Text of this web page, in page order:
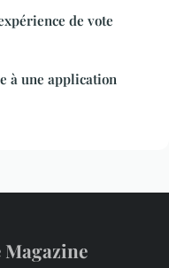
de vote
à une application